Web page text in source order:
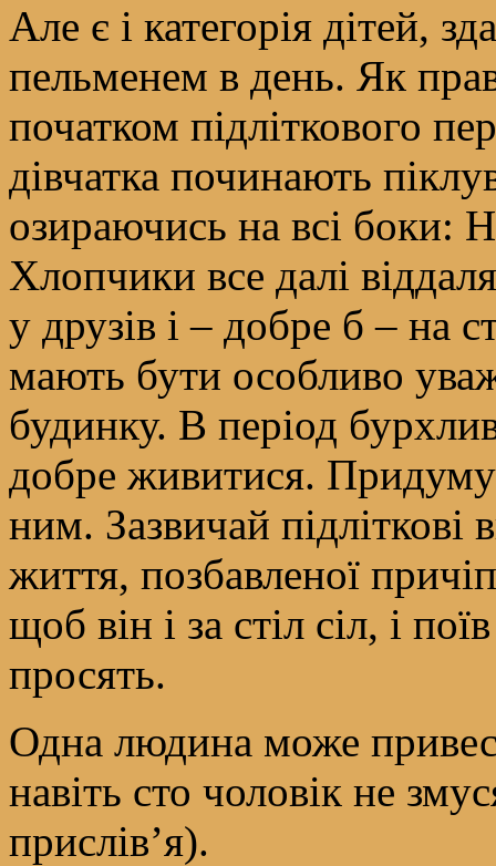
Але є і категорія дітей,
пельменем в день. Як
початком підліткового
дівчатка починають
озираючись на всі боки:
Хлопчики все далі
у друзів і – добре б – на
мають бути особливо
будинку. В період
добре живитися.
ним. Зазвичай підліткові
життя, позбавленої
щоб він і за стіл сіл, і
просять.
Одна людина може
навіть сто чоловік не
прислів’я).